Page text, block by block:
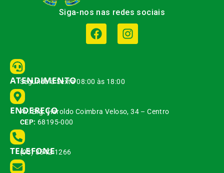
Siga-nos nas redes sociais
ATENDIMENTO
Segunda à Sexta 08:00 às 18:00
ENDEREÇO
Av. Brg. Haroldo Coimbra Veloso, 34 – Centro
CEP: 68195-000
TELEFONE
(93) 3542-1266